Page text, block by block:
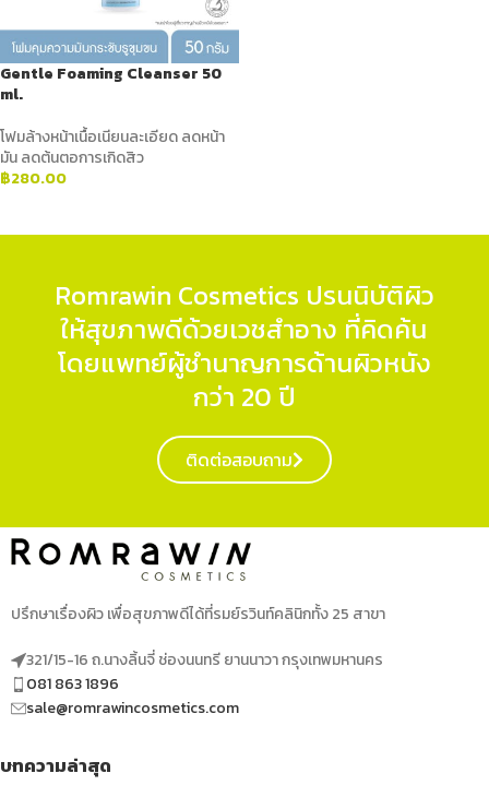
Gentle Foaming Cleanser 50
ml.
โฟมล้างหน้าเนื้อเนียนละเอียด ลดหน้า
มัน ลดต้นตอการเกิดสิว
฿280.00
Romrawin Cosmetics ปรนนิบัติผิว
ให้สุขภาพดีด้วยเวชสำอาง ที่คิดค้น
โดยแพทย์ผู้ชำนาญการด้านผิวหนัง
กว่า 20 ปี
ติดต่อสอบถาม
ปรึกษาเรื่องผิว เพื่อสุขภาพดีได้ที่รมย์รวินท์คลินิกทั้ง 25 สาขา
321/15-16 ถ.นางลิ้นจี่ ช่องนนทรี ยานนาวา กรุงเทพมหานคร
081 863 1896
sale@romrawincosmetics.com
บทความล่าสุด